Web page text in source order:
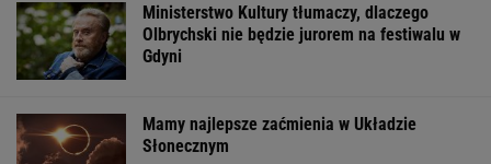
Ministerstwo Kultury tłumaczy, dlaczego
Olbrychski nie będzie jurorem na festiwalu w
Gdyni
Mamy najlepsze zaćmienia w Układzie
Słonecznym